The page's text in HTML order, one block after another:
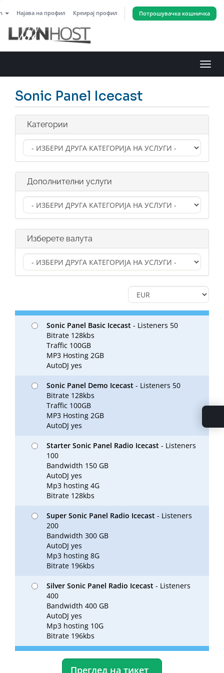
Најава на профил Креирај профил Потрошувачка кошничка
ја
Sonic Panel Icecast
Категории
Дополнителни услуги
Изберете валута
Sonic Panel Basic Icecast - Listeners 50
Bitrate 128kbs
Traffic 100GB
MP3 Hosting 2GB
AutoDJ yes
Sonic Panel Demo Icecast - Listeners 50
Bitrate 128kbs
Traffic 100GB
MP3 Hosting 2GB
AutoDJ yes
Starter Sonic Panel Radio Icecast - Listeners
100
Bandwidth 150 GB
AutoDJ yes
Mp3 hosting 4G
Bitrate 128kbs
Super Sonic Panel Radio Icecast - Listeners
200
Bandwidth 300 GB
AutoDJ yes
Mp3 hosting 8G
Bitrate 196kbs
Silver Sonic Panel Radio Icecast - Listeners
400
Bandwidth 400 GB
AutoDJ yes
Mp3 hosting 10G
Bitrate 196kbs
Преглед на тикет